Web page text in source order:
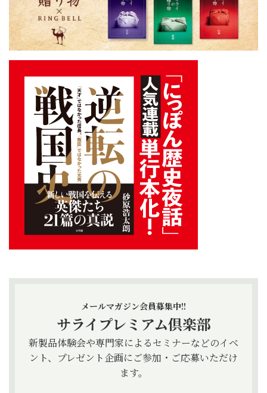
メールマガジン会員募集中!!
サライプレミアム倶楽部
新製品体験会や専門家によるセミナーなどのイベ
ント、プレゼント企画にご参加・ご応募いただけ
ます。